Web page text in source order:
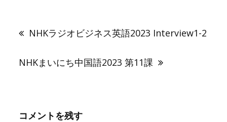
ナ
ゲ
ン
NHKラジオビジネス英語2023 Interview1-2
NHKまいにち中国語2023 第11課
コメントを残す